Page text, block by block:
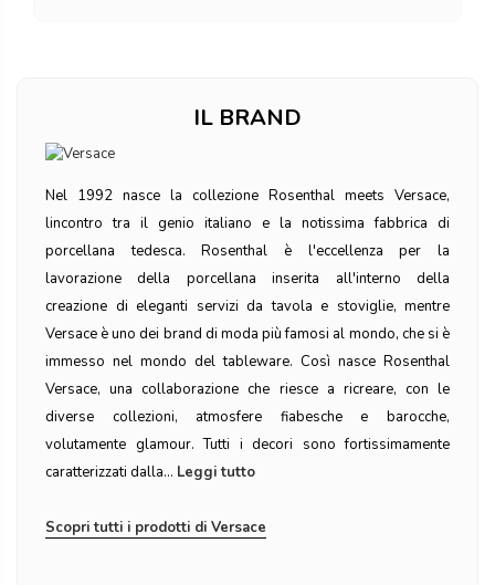
IL BRAND
Nel 1992 nasce la collezione Rosenthal meets Versace,
lincontro tra il genio italiano e la notissima fabbrica di
porcellana tedesca. Rosenthal è l'eccellenza per la
lavorazione della porcellana inserita all'interno della
creazione di eleganti servizi da tavola e stoviglie, mentre
Versace è uno dei brand di moda più famosi al mondo, che si è
immesso nel mondo del tableware. Così nasce Rosenthal
Versace, una collaborazione che riesce a ricreare, con le
diverse collezioni, atmosfere fiabesche e barocche,
volutamente glamour. Tutti i decori sono fortissimamente
caratterizzati dalla... Leggi tutto
Scopri tutti i prodotti di Versace